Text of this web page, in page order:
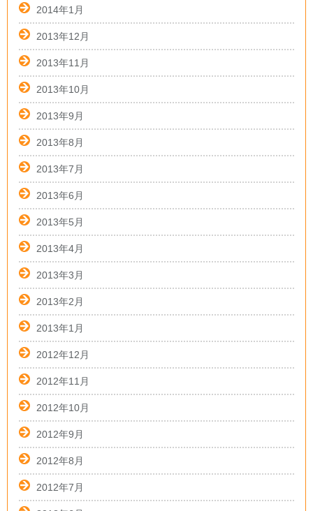
2014年1月
2013年12月
2013年11月
2013年10月
2013年9月
2013年8月
2013年7月
2013年6月
2013年5月
2013年4月
2013年3月
2013年2月
2013年1月
2012年12月
2012年11月
2012年10月
2012年9月
2012年8月
2012年7月